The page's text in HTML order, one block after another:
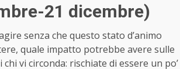
21 dicembre)
senza che questo stato d’animo
quale impatto potrebbe avere sulle
vi circonda: rischiate di essere un po’